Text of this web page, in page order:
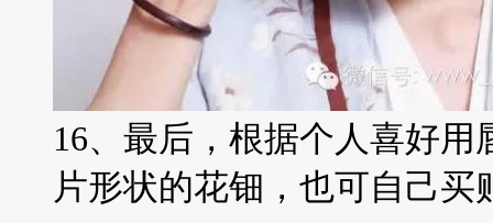
16、最后，根据个人喜好
片形状的花钿，也可自己买